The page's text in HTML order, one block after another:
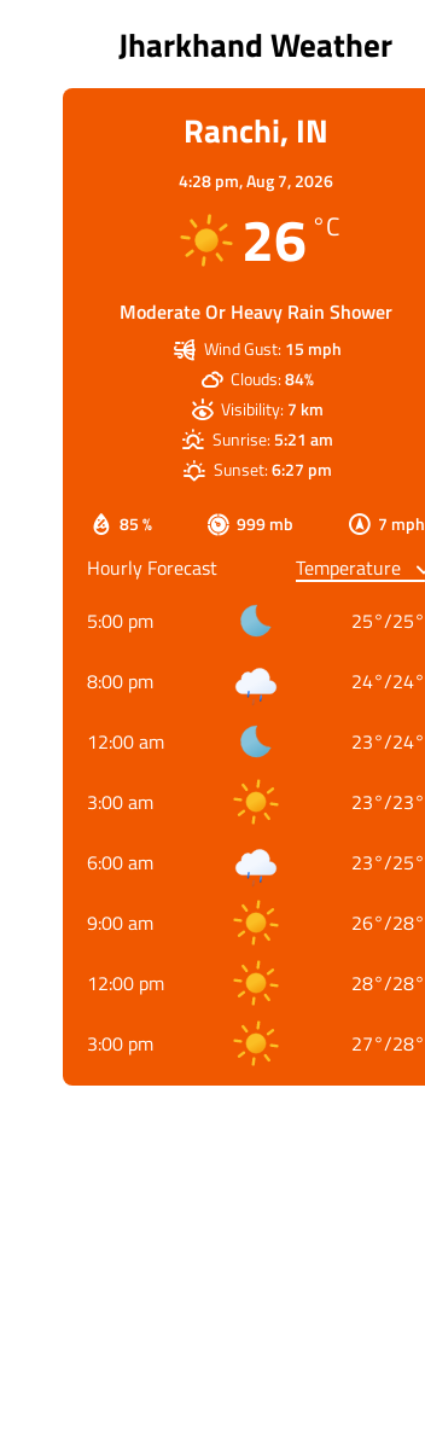
Jharkhand Weather
Ranchi, IN
4:28 pm,Aug 7, 2026
26 °C
Moderate Or Heavy Rain Shower
85 % 999 mb 7 mph
Wind Gust: 15 mph
Clouds:84%
Visibility:7 km
Sunrise:5:21 am
Sunset:6:27 pm
Hourly Forecast
5:00 pm
25°/25°
8:00 pm 24°/24°
12:00 am 23°/24°
3:00 am 23°/23°
6:00 am 23°/25°
9:00 am 26°/28°
12:00 pm 28°/28°
3:00 pm 27°/28°